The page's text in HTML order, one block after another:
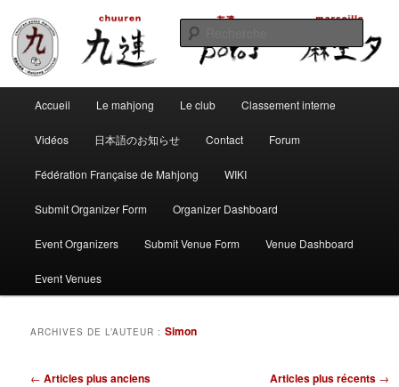
contenu
principal
contenu
secondaire
Chuuren potos Marseille – Mahjong
convivial
principal
Accueil Le mahjong Le club Classement interne
Vidéos 日本語のお知らせ Contact Forum
Fédération Française de Mahjong WIKI
Submit Organizer Form Organizer Dashboard
Event Organizers Submit Venue Form Venue Dashboard
Event Venues
ARCHIVES DE L’AUTEUR :Simon
Navigation
← Articles plus anciens Articles plus récents →